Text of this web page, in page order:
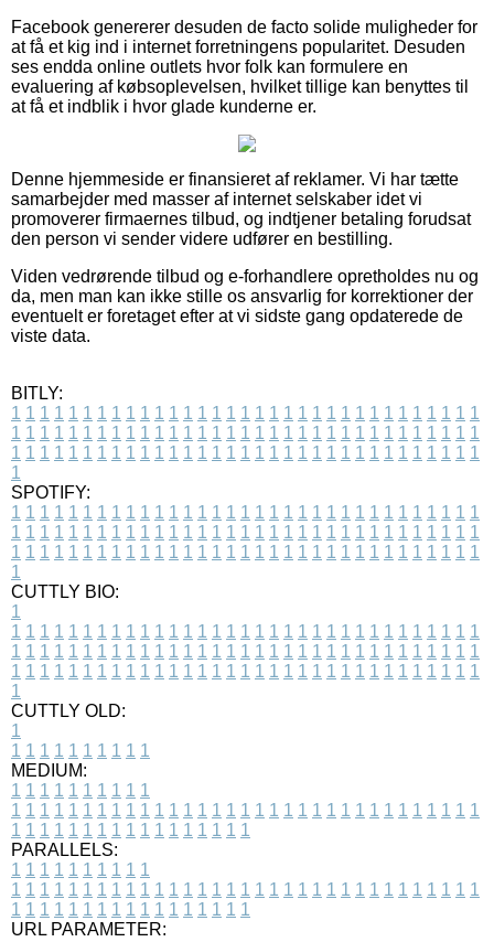
Facebook genererer desuden de facto solide muligheder for
at få et kig ind i internet forretningens popularitet. Desuden
ses endda online outlets hvor folk kan formulere en
evaluering af købsoplevelsen, hvilket tillige kan benyttes til
at få et indblik i hvor glade kunderne er.
Denne hjemmeside er finansieret af reklamer. Vi har tætte
samarbejder med masser af internet selskaber idet vi
promoverer firmaernes tilbud, og indtjener betaling forudsat
den person vi sender videre udfører en bestilling.
Viden vedrørende tilbud og e-forhandlere opretholdes nu og
da, men man kan ikke stille os ansvarlig for korrektioner der
eventuelt er foretaget efter at vi sidste gang opdaterede de
viste data.
BITLY:
1 1 1 1 1 1 1 1 1 1 1 1 1 1 1 1 1 1 1 1 1 1 1 1 1 1 1 1 1 1 1 1 1
1 1 1 1 1 1 1 1 1 1 1 1 1 1 1 1 1 1 1 1 1 1 1 1 1 1 1 1 1 1 1 1 1
1 1 1 1 1 1 1 1 1 1 1 1 1 1 1 1 1 1 1 1 1 1 1 1 1 1 1 1 1 1 1 1 1
1
SPOTIFY:
1 1 1 1 1 1 1 1 1 1 1 1 1 1 1 1 1 1 1 1 1 1 1 1 1 1 1 1 1 1 1 1 1
1 1 1 1 1 1 1 1 1 1 1 1 1 1 1 1 1 1 1 1 1 1 1 1 1 1 1 1 1 1 1 1 1
1 1 1 1 1 1 1 1 1 1 1 1 1 1 1 1 1 1 1 1 1 1 1 1 1 1 1 1 1 1 1 1 1
1
CUTTLY BIO:
1
1 1 1 1 1 1 1 1 1 1 1 1 1 1 1 1 1 1 1 1 1 1 1 1 1 1 1 1 1 1 1 1 1
1 1 1 1 1 1 1 1 1 1 1 1 1 1 1 1 1 1 1 1 1 1 1 1 1 1 1 1 1 1 1 1 1
1 1 1 1 1 1 1 1 1 1 1 1 1 1 1 1 1 1 1 1 1 1 1 1 1 1 1 1 1 1 1 1 1
1
CUTTLY OLD:
1
1 1 1 1 1 1 1 1 1 1
MEDIUM:
1 1 1 1 1 1 1 1 1 1
1 1 1 1 1 1 1 1 1 1 1 1 1 1 1 1 1 1 1 1 1 1 1 1 1 1 1 1 1 1 1 1 1
1 1 1 1 1 1 1 1 1 1 1 1 1 1 1 1 1
PARALLELS:
1 1 1 1 1 1 1 1 1 1
1 1 1 1 1 1 1 1 1 1 1 1 1 1 1 1 1 1 1 1 1 1 1 1 1 1 1 1 1 1 1 1 1
1 1 1 1 1 1 1 1 1 1 1 1 1 1 1 1 1
URL PARAMETER: